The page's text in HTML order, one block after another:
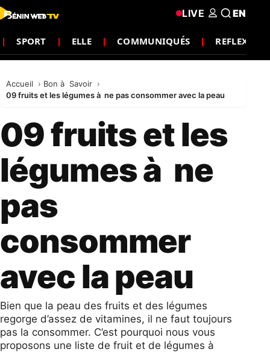
SPORT ELLE COMMUNIQUÉS
LIVE EN
Accueil
Bon à Savoir
09 fruits et les légumes à ne pas consommer avec la peau
09 fruits et les
légumes à ne
pas
consommer
avec la peau
Bien que la peau des fruits et des légumes
regorge d’assez de vitamines, il ne faut toujours
pas la consommer. C’est pourquoi nous vous
proposons une liste de fruit et de légumes à